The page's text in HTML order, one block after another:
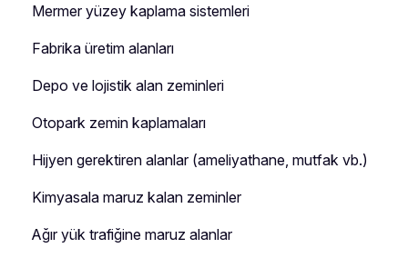
Mermer yüzey kaplama sistemleri
Fabrika üretim alanları
Depo ve lojistik alan zeminleri
Otopark zemin kaplamaları
Hijyen gerektiren alanlar (ameliyathane, mutfak vb.)
Kimyasala maruz kalan zeminler
Ağır yük trafiğine maruz alanlar